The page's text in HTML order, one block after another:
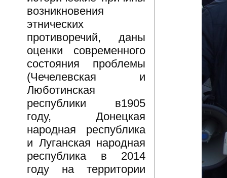
возникновения
этнических
противоречий, даны
оценки современного
состояния проблемы
(Чечелевская и
Люботинская
республики в1905
году, Донецкая
народная республика
и Луганская народная
республика в 2014
году на территории